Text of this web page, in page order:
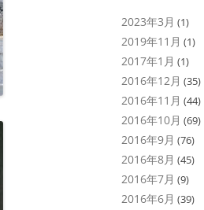
2023年3月 (1)
2019年11月 (1)
2017年1月 (1)
2016年12月 (35)
2016年11月 (44)
2016年10月 (69)
2016年9月 (76)
2016年8月 (45)
2016年7月 (9)
2016年6月 (39)